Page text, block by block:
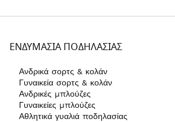
ΕΝΔΥΜΑΣΊΑ ΠΟΔΗΛΑΣΊΑΣ
Ανδρικά σορτς & κολάν
Γυναικεία σορτς & κολάν
Ανδρικές μπλούζες
Γυναικείες μπλούζες
Αθλητικά γυαλιά ποδηλασίας